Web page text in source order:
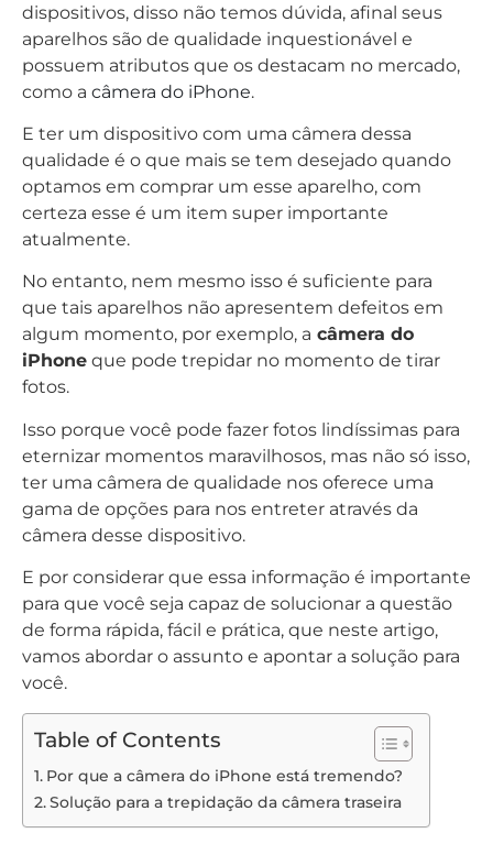
dispositivos, disso não temos dúvida, afinal seus
aparelhos são de qualidade inquestionável e
possuem atributos que os destacam no mercado,
como a câmera do iPhone.
E ter um dispositivo com uma câmera dessa
qualidade é o que mais se tem desejado quando
optamos em comprar um esse aparelho, com
certeza esse é um item super importante
atualmente.
No entanto, nem mesmo isso é suficiente para
que tais aparelhos não apresentem defeitos em
algum momento, por exemplo, a câmera do
iPhone que pode trepidar no momento de tirar
fotos.
Isso porque você pode fazer fotos lindíssimas para
eternizar momentos maravilhosos, mas não só isso,
ter uma câmera de qualidade nos oferece uma
gama de opções para nos entreter através da
câmera desse dispositivo.
E por considerar que essa informação é importante
para que você seja capaz de solucionar a questão
de forma rápida, fácil e prática, que neste artigo,
vamos abordar o assunto e apontar a solução para
você.
Table of Contents
Por que a câmera do iPhone está tremendo?
Solução para a trepidação da câmera traseira